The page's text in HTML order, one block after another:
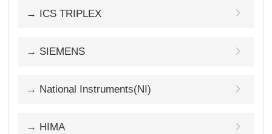
→ ICS TRIPLEX
→ SIEMENS
→ National Instruments(NI)
→ HIMA